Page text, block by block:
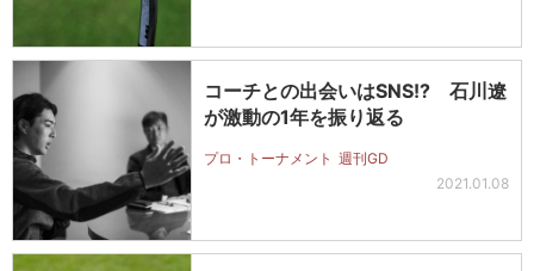
コーチとの出会いはSNS!? 石川遼
が激動の1年を振り返る
プロ・トーナメント 週刊GD
2021.01.08